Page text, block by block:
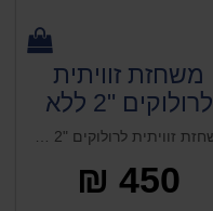
משחזת זוויתית
לרולוקים "2 ללא
גיר SUMAKE
450 ₪